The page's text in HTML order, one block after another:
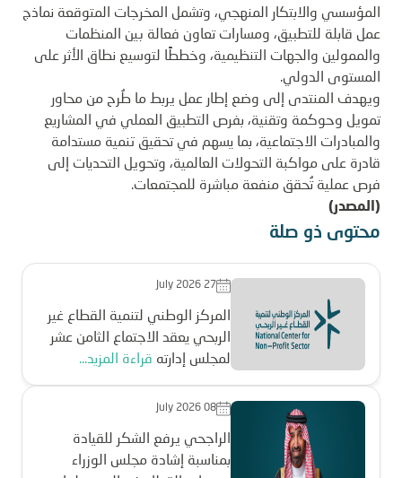
المؤسسي والابتكار المنهجي، وتشمل المخرجات المتوقعة نماذج
عمل قابلة للتطبيق، ومسارات تعاون فعالة بين المنظمات
والممولين والجهات التنظيمية، وخططًا لتوسيع نطاق الأثر على
المستوى الدولي.
ويهدف المنتدى إلى وضع إطار عمل يربط ما طُرح من محاور
تمويل وحوكمة وتقنية، بفرص التطبيق العملي في المشاريع
والمبادرات الاجتماعية، بما يسهم في تحقيق تنمية مستدامة
قادرة على مواكبة التحولات العالمية، وتحويل التحديات إلى
فرص عملية تُحقق منفعة مباشرة للمجتمعات.
(المصدر)
محتوى ذو صلة
July 2026 27
المركز الوطني لتنمية القطاع غير
الربحي يعقد الاجتماع الثامن عشر
لمجلس إدارته قراءة المزيد...
July 2026 08
الراجحي يرفع الشكر للقيادة
بمناسبة إشادة مجلس الوزراء